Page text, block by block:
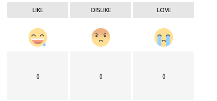
LIKE DISLIKE LOVE
0 0 0